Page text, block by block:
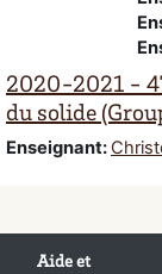
2020-2021 -
du solide
Enseignant:
Aide et